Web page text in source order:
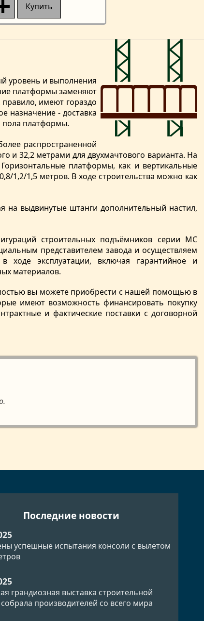
уровень и выполнения
платформы заменяют
имеют гораздо
назначение - доставка
пола платформы.
распространенной
и 32,2 метрами для двухмачтового варианта. На
платформы, как и вертикальные
1,2/1,5 метров. В ходе строительства можно как
выдвинутые штанги дополнительный настил,
строительных подъёмников серии MC
представителем завода и осуществляем
эксплуатации, включая гарантийное и
материалов.
вы можете приобрести с нашей помощью в
имеют возможность финансировать покупку
и фактические поставки с договорной
Купить
Последние новости
успешные испытания консоли с вылетом
грандиозная выставка строительной
производителей со всего мира